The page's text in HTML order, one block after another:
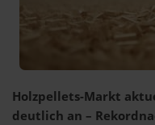
Holzpellets-Markt
deutlich an –